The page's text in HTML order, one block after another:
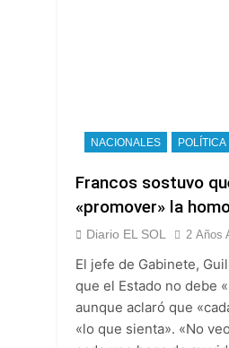
NACIONALES POLÍTICA
Francos sostuvo
«promover» la
Diario EL SOL 2 Años
El jefe de Gabinete,
que el Estado no debe
aunque aclaró que
«lo que sienta». «No